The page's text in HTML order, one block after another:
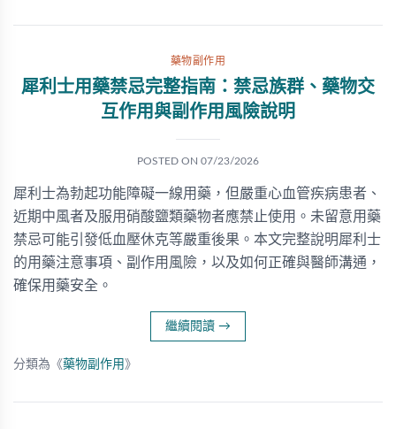
藥物副作用
犀利士用藥禁忌完整指南：禁忌族群、藥物交
互作用與副作用風險說明
POSTED ON 07/23/2026
犀利士為勃起功能障礙一線用藥，但嚴重心血管疾病患者、
近期中風者及服用硝酸鹽類藥物者應禁止使用。未留意用藥
禁忌可能引發低血壓休克等嚴重後果。本文完整說明犀利士
的用藥注意事項、副作用風險，以及如何正確與醫師溝通，
確保用藥安全。
繼續閱讀 →
分類為《藥物副作用 》